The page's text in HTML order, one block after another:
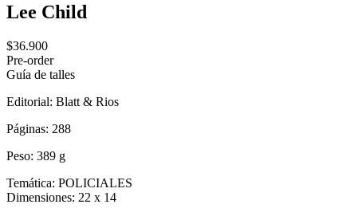
Lee Child
$36.900
Pre-order
Guía de talles
Editorial: Blatt & Rios
Páginas: 288
Peso: 389 g
Temática: POLICIALES
Dimensiones: 22 x 14